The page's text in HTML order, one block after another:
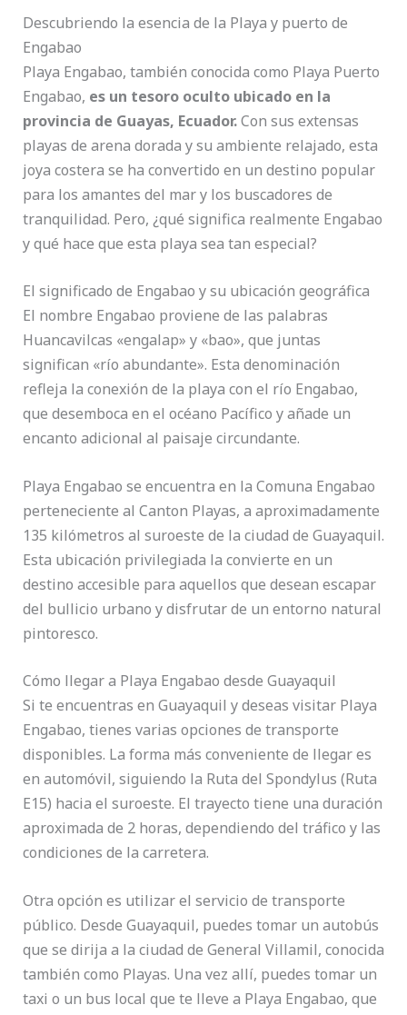
Descubriendo la esencia de la Playa y puerto de
Engabao
Playa Engabao, también conocida como Playa Puerto
Engabao, es un tesoro oculto ubicado en la
provincia de Guayas, Ecuador.Con sus extensas
playas de arena dorada y su ambiente relajado, esta
joya costera se ha convertido en un destino popular
para los amantes del mar y los buscadores de
tranquilidad. Pero, ¿qué significa realmente Engabao
y qué hace que esta playa sea tan especial?
El significado de Engabao y su ubicación geográfica
El nombre Engabao proviene de las palabras
Huancavilcas «engalap» y «bao», que juntas
significan «río abundante». Esta denominación
refleja la conexión de la playa con el río Engabao,
que desemboca en el océano Pacífico y añade un
encanto adicional al paisaje circundante.
Playa Engabao se encuentra en la Comuna Engabao
perteneciente al Canton Playas, a aproximadamente
135 kilómetros al suroeste de la ciudad de Guayaquil.
Esta ubicación privilegiada la convierte en un
destino accesible para aquellos que desean escapar
del bullicio urbano y disfrutar de un entorno natural
pintoresco.
Cómo llegar a Playa Engabao desde Guayaquil
Si te encuentras en Guayaquil y deseas visitar Playa
Engabao, tienes varias opciones de transporte
disponibles. La forma más conveniente de llegar es
en automóvil, siguiendo la Ruta del Spondylus (Ruta
E15) hacia el suroeste. El trayecto tiene una duración
aproximada de 2 horas, dependiendo del tráfico y las
condiciones de la carretera.
Otra opción es utilizar el servicio de transporte
público. Desde Guayaquil, puedes tomar un autobús
que se dirija a la ciudad de General Villamil, conocida
también como Playas. Una vez allí, puedes tomar un
taxi o un bus local que te lleve a Playa Engabao, que